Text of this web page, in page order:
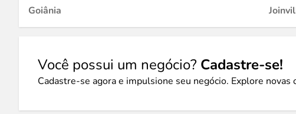
Goiânia
Você possui um negócio? Cadastre-se!
Cadastre-se agora e impulsione seu negócio. Explore novas